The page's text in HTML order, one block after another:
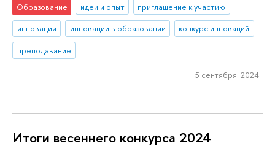
Образование идеи и опыт
приглашение к участию
инновации
инновации в образовании
конкурс инноваций
преподавание
5 сентября 2024
Итоги весеннего конкурса 2024